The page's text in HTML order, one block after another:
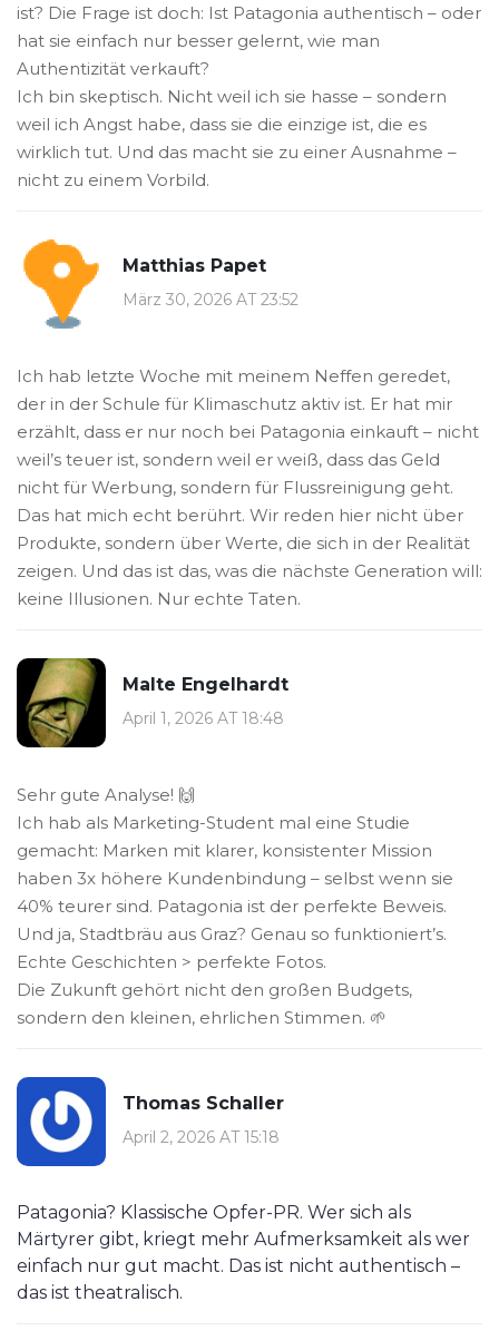
ist? Die Frage ist doch: Ist Patagonia authentisch – oder
hat sie einfach nur besser gelernt, wie man
Authentizität verkauft?
Ich bin skeptisch. Nicht weil ich sie hasse – sondern
weil ich Angst habe, dass sie die einzige ist, die es
wirklich tut. Und das macht sie zu einer Ausnahme –
nicht zu einem Vorbild.
Matthias Papet
März 30, 2026 AT 23:52
Ich hab letzte Woche mit meinem Neffen geredet,
der in der Schule für Klimaschutz aktiv ist. Er hat mir
erzählt, dass er nur noch bei Patagonia einkauft – nicht
weil’s teuer ist, sondern weil er weiß, dass das Geld
nicht für Werbung, sondern für Flussreinigung geht.
Das hat mich echt berührt. Wir reden hier nicht über
Produkte, sondern über Werte, die sich in der Realität
zeigen. Und das ist das, was die nächste Generation will:
keine Illusionen. Nur echte Taten.
Malte Engelhardt
April 1, 2026 AT 18:48
Sehr gute Analyse! 🙌
Ich hab als Marketing-Student mal eine Studie
gemacht: Marken mit klarer, konsistenter Mission
haben 3x höhere Kundenbindung – selbst wenn sie
40% teurer sind. Patagonia ist der perfekte Beweis.
Und ja, Stadtbräu aus Graz? Genau so funktioniert’s.
Echte Geschichten > perfekte Fotos.
Die Zukunft gehört nicht den großen Budgets,
sondern den kleinen, ehrlichen Stimmen. 🌱
Thomas Schaller
April 2, 2026 AT 15:18
Patagonia? Klassische Opfer-PR. Wer sich als
Märtyrer gibt, kriegt mehr Aufmerksamkeit als wer
einfach nur gut macht. Das ist nicht authentisch –
das ist theatralisch.